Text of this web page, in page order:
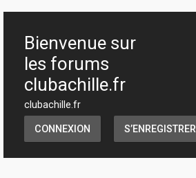
Bienvenue sur
les forums
clubachille.fr
clubachille.fr
CONNEXION S’ENREGISTRER